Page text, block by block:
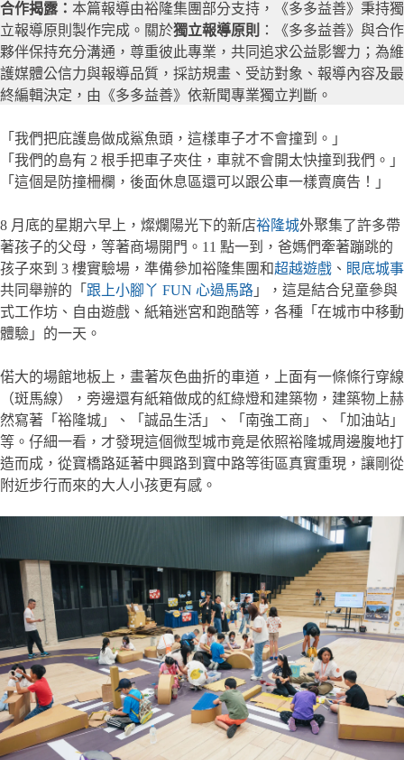
合作揭露： 本篇報導由裕隆集團部分支持，《多多益善》秉持獨
立報導原則製作完成。關於獨立報導原則
：《多多益善》與合作
夥伴保持充分溝通，尊重彼此專業，共同追求公益影響力；為維
護媒體公信力與報導品質，採訪規畫、受訪對象、報導內容及最
終編輯決定，由《多多益善》依新聞專業獨立判斷。
「我們把庇護島做成鯊魚頭，這樣車子才不會撞到。」
「我們的島有 2 根手把車子夾住，車就不會開太快撞到我們。」
「這個是防撞柵欄，後面休息區還可以跟公車一樣賣廣告！」
8 月底的星期六早上，燦爛陽光下的新店裕隆城外聚集了許多帶
著孩子的父母，等著商場開門。11 點一到，爸媽們牽著蹦跳的
孩子來到 3 樓實驗場，準備參加裕隆集團和超越遊戲 、 眼底城事
共同舉辦的「 跟上小腳丫 FUN 心過馬路 」，這是結合兒童參與
式工作坊、自由遊戲、紙箱迷宮和跑酷等，各種「在城市中移動
體驗」的一天。
偌大的場館地板上，畫著灰色曲折的車道，上面有一條條行穿線
（斑馬線），旁邊還有紙箱做成的紅綠燈和建築物，建築物上赫
然寫著「裕隆城」、「誠品生活」、「南強工商」、「加油站」
等。仔細一看，才發現這個微型城市竟是依照裕隆城周邊腹地打
造而成，從寶橋路延著中興路到寶中路等街區真實重現，讓剛從
附近步行而來的大人小孩更有感。